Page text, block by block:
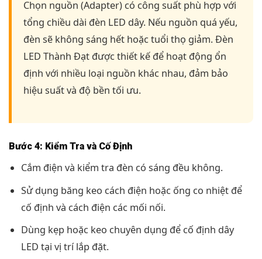
Chọn nguồn (Adapter) có công suất phù hợp với
tổng chiều dài đèn LED dây. Nếu nguồn quá yếu,
đèn sẽ không sáng hết hoặc tuổi thọ giảm. Đèn
LED Thành Đạt được thiết kế để hoạt động ổn
định với nhiều loại nguồn khác nhau, đảm bảo
hiệu suất và độ bền tối ưu.
Bước 4: Kiểm Tra và Cố Định
Cắm điện và kiểm tra đèn có sáng đều không.
Sử dụng băng keo cách điện hoặc ống co nhiệt để
cố định và cách điện các mối nối.
Dùng kẹp hoặc keo chuyên dụng để cố định dây
LED tại vị trí lắp đặt.